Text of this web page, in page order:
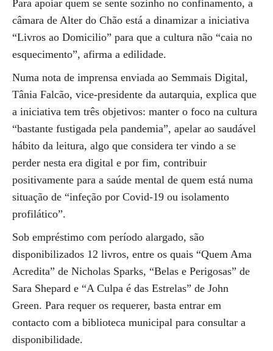
Para apoiar quem se sente sozinho no confinamento, a
câmara de Alter do Chão está a dinamizar a iniciativa
“Livros ao Domicilio” para que a cultura não “caia no
esquecimento”, afirma a edilidade.
Numa nota de imprensa enviada ao Semmais Digital,
Tânia Falcão, vice-presidente da autarquia, explica que
a iniciativa tem três objetivos: manter o foco na cultura
“bastante fustigada pela pandemia”, apelar ao saudável
hábito da leitura, algo que considera ter vindo a se
perder nesta era digital e por fim, contribuir
positivamente para a saúde mental de quem está numa
situação de “infeção por Covid-19 ou isolamento
profilático”.
Sob empréstimo com período alargado, são
disponibilizados 12 livros, entre os quais “Quem Ama
Acredita” de Nicholas Sparks, “Belas e Perigosas” de
Sara Shepard e “A Culpa é das Estrelas” de John
Green. Para requer os requerer, basta entrar em
contacto com a biblioteca municipal para consultar a
disponibilidade.